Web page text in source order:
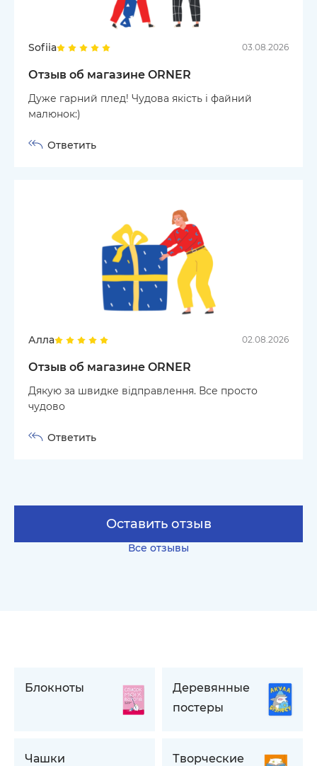
Sofiia 03.08.2026
Отзыв об магазине ORNER
Дуже гарний плед! Чудова якість і файний
малюнок:)
Ответить
Алла 02.08.2026
Отзыв об магазине ORNER
Дякую за швидке відправлення. Все просто
чудово
Ответить
Все отзывы
Оставить отзыв
Блокноты
Деревянные
постеры
Чашки
Творческие